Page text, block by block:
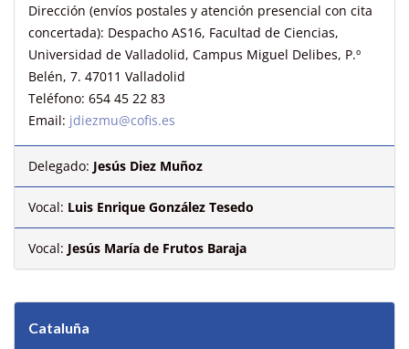
Dirección (envíos postales y atención presencial con cita
concertada): Despacho AS16, Facultad de Ciencias,
Universidad de Valladolid, Campus Miguel Delibes, P.º
Belén, 7. 47011 Valladolid
Teléfono: 654 45 22 83
Email: jdiezmu@cofis.es
Delegado: Jesús Diez Muñoz
Vocal: Luis Enrique González Tesedo
Vocal: Jesús María de Frutos Baraja
Cataluña